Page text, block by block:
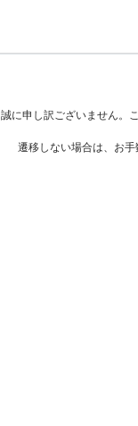
誠に申し訳ございません。
遷移しない場合は、お手